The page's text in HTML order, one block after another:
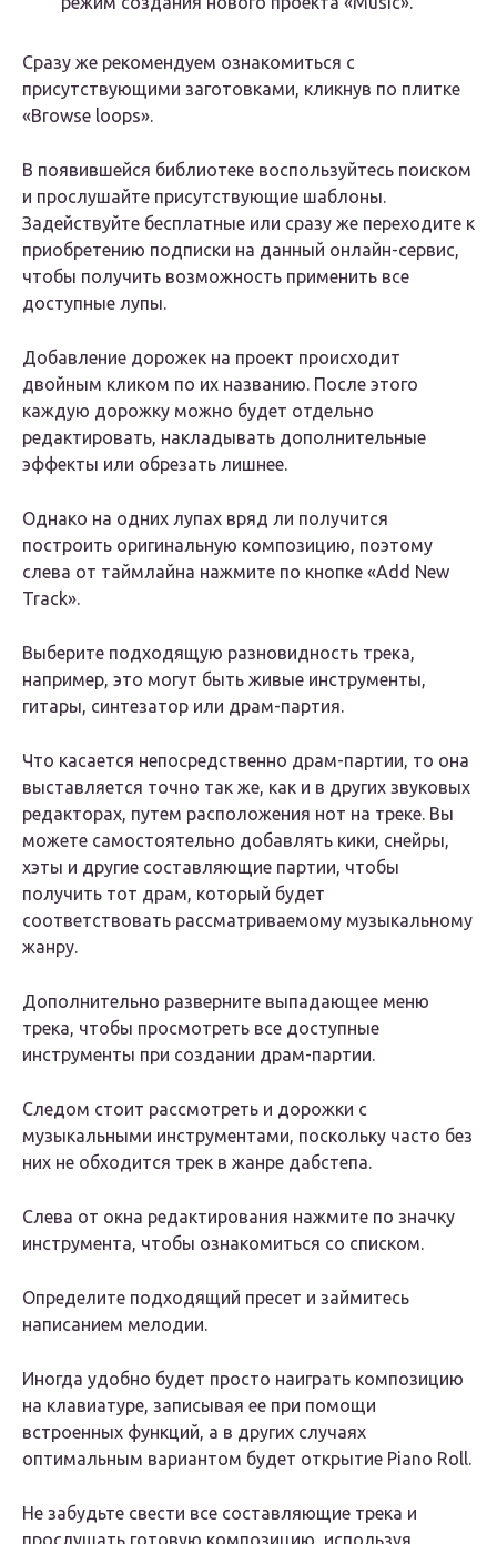
Сразу же рекомендуем ознакомиться с
присутствующими заготовками, кликнув по плитке
«Browse loops».
В появившейся библиотеке воспользуйтесь поиском
и прослушайте присутствующие шаблоны.
Задействуйте бесплатные или сразу же переходите к
приобретению подписки на данный онлайн-сервис,
чтобы получить возможность применить все
доступные лупы.
Добавление дорожек на проект происходит
двойным кликом по их названию. После этого
каждую дорожку можно будет отдельно
редактировать, накладывать дополнительные
эффекты или обрезать лишнее.
Однако на одних лупах вряд ли получится
построить оригинальную композицию, поэтому
слева от таймлайна нажмите по кнопке «Add New
Track».
Выберите подходящую разновидность трека,
например, это могут быть живые инструменты,
гитары, синтезатор или драм-партия.
Что касается непосредственно драм-партии, то она
выставляется точно так же, как и в других звуковых
редакторах, путем расположения нот на треке. Вы
можете самостоятельно добавлять кики, снейры,
хэты и другие составляющие партии, чтобы
получить тот драм, который будет
соответствовать рассматриваемому музыкальному
жанру.
Дополнительно разверните выпадающее меню
трека, чтобы просмотреть все доступные
инструменты при создании драм-партии.
Следом стоит рассмотреть и дорожки с
музыкальными инструментами, поскольку часто без
них не обходится трек в жанре дабстепа.
Слева от окна редактирования нажмите по значку
инструмента, чтобы ознакомиться со списком.
Определите подходящий пресет и займитесь
написанием мелодии.
Иногда удобно будет просто наиграть композицию
на клавиатуре, записывая ее при помощи
встроенных функций, а в других случаях
оптимальным вариантом будет открытие Piano Roll.
Не забудьте свести все составляющие трека и